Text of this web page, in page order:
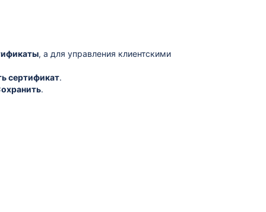
, а для управления клиентскими
сертификат.
.